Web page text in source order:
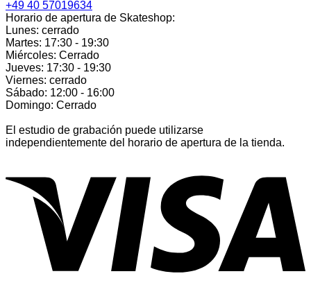
+49 40 57019634
Horario de apertura de Skateshop:
Lunes: cerrado
Martes: 17:30 - 19:30
Miércoles: Cerrado
Jueves: 17:30 - 19:30
Viernes: cerrado
Sábado: 12:00 - 16:00
Domingo: Cerrado
El estudio de grabación puede utilizarse
independientemente del horario de apertura de la tienda.